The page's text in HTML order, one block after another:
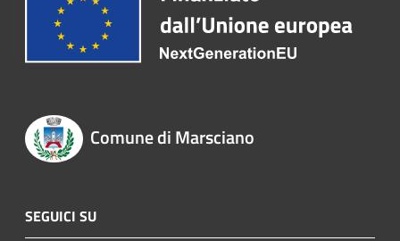
Comune di Marsciano
SEGUICI SU